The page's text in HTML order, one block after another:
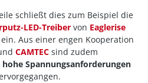
schließt dies zum Beispiel die
LED-Treiber von Eaglerise
ein. Aus einer engen Kooperation
CAMTEC sind zudem
hohe Spannungsanforderungen